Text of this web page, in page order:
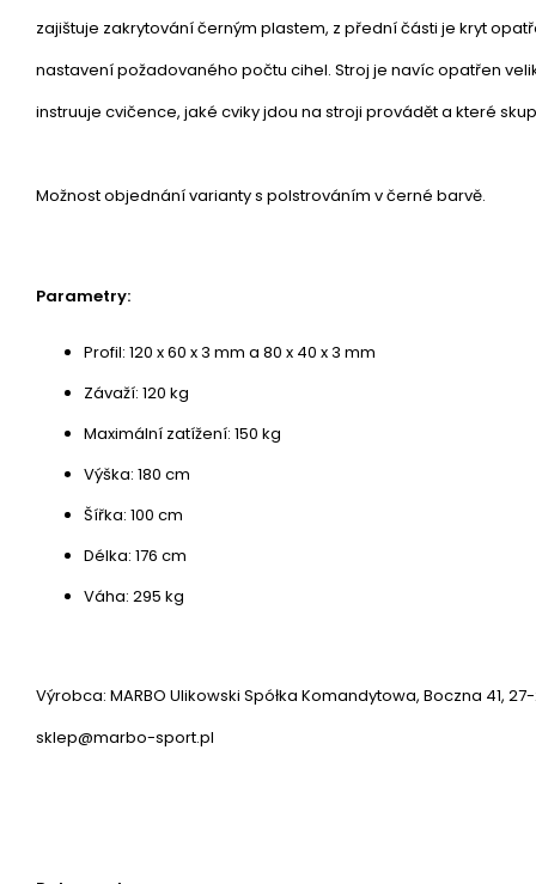
zajištuje zakrytování černým plastem, z přední části je kryt
nastavení požadovaného počtu cihel. Stroj je navíc opatřen
instruuje cvičence, jaké cviky jdou na stroji provádět a které
Možnost objednání varianty s polstrováním v černé barvě.
Parametry:
Profil: 120 x 60 x 3 mm a 80 x 40 x 3 mm
Závaží: 120 kg
Maximální zatížení: 150 kg
Výška: 180 cm
Šířka: 100 cm
Délka: 176 cm
Váha: 295 kg
Výrobca: MARBO Ulikowski Spółka Komandytowa, Boczna 41,
sklep@marbo-sport.pl